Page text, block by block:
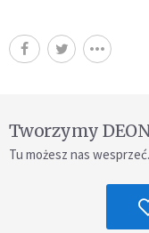
Tworzymy
Tu możesz nas wesprzeć.